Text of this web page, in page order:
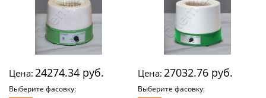
Цена: 24274.34 руб.
Выберите фасовку:
Цена: 27032.76 руб.
Выберите фасовку: